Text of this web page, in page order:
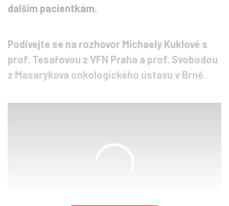
dalším pacientkám.
Podívejte se na rozhovor Michaely Kuklové s
prof. Tesařovou z VFN Praha a prof. Svobodou
z Masarykova onkologického ústavu v Brně.